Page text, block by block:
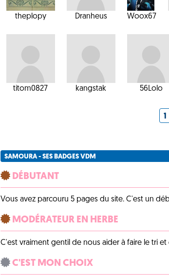
theplopy Dranheus Woox67
titom0827 kangstak 56Lolo
1
SAMOURA - SES BADGES VDM
DÉBUTANT
Vous avez parcouru 5 pages du site. C'est un
MODÉRATEUR EN HERBE
C'est vraiment gentil de nous aider à faire le tri
C'EST MON CHOIX